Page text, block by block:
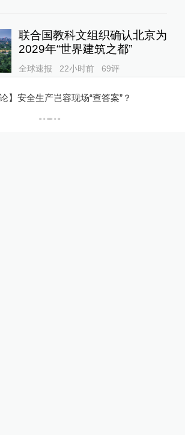
联合国教科文组织确认北京为
2029年“世界建筑之都”
全球速报 22小时前 69评
褪色的敦煌人生
庆“代人信访被判寻衅滋事”案检方撤诉、警方
案，两被告人获国赔